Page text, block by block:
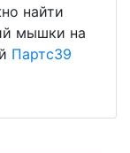
найти
мышки на
Партс39